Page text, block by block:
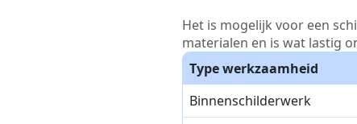
Het is mogelijk voor een
materialen en is wat lastig
Type werkzaamheid
Binnenschilderwerk